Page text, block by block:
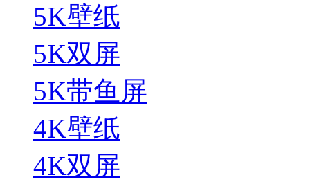
5K壁纸
5K双屏
5K带鱼屏
4K壁纸
4K双屏